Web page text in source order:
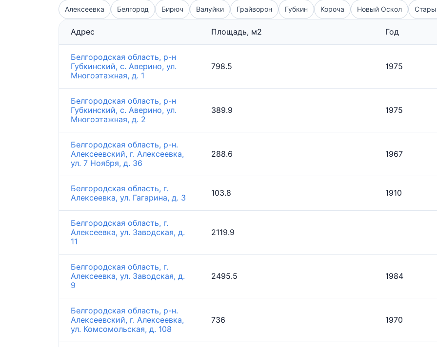
Алексеевка Белгород Бирюч Валуйки Грайворон Губкин Короча Новый Оскол
Адрес Площадь, м2 Год
Белгородская область, р-н
Губкинский, с. Аверино, ул.
Многоэтажная, д. 1
798.5 1975
Белгородская область, р-н
Губкинский, с. Аверино, ул.
Многоэтажная, д. 2
389.9 1975
Белгородская область, р-н.
Алексеевский, г. Алексеевка,
ул. 7 Ноября, д. 36
288.6 1967
Белгородская область, г.
Алексеевка, ул. Гагарина, д. 3
103.8 1910
Белгородская область, г.
Алексеевка, ул. Заводская, д.
11
2119.9
Белгородская область, г.
Алексеевка, ул. Заводская, д.
9
2495.5 1984
Белгородская область, р-н.
Алексеевский, г. Алексеевка,
ул. Комсомольская, д. 108
736 1970